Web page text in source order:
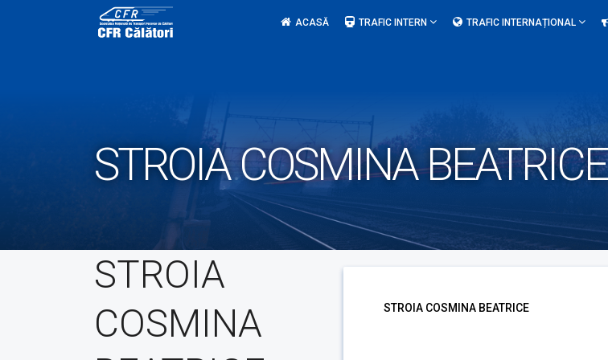
ACASĂ TRAFIC INTERN TRAFIC INTERNAȚIONAL
STROIA COSMINA BEATRICE
STROIA
COSMINA
STROIA COSMINA BEATRICE